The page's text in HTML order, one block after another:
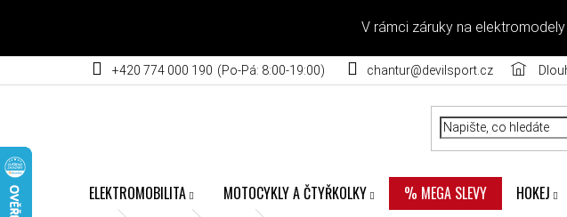
V rámci záruky na
+420 774 000 190 chantur@devilsport.cz
ELEKTROMOBILITA MOTOCYKLY A ČTYŘKOLKY % MEGA SLEVY HOKEJ